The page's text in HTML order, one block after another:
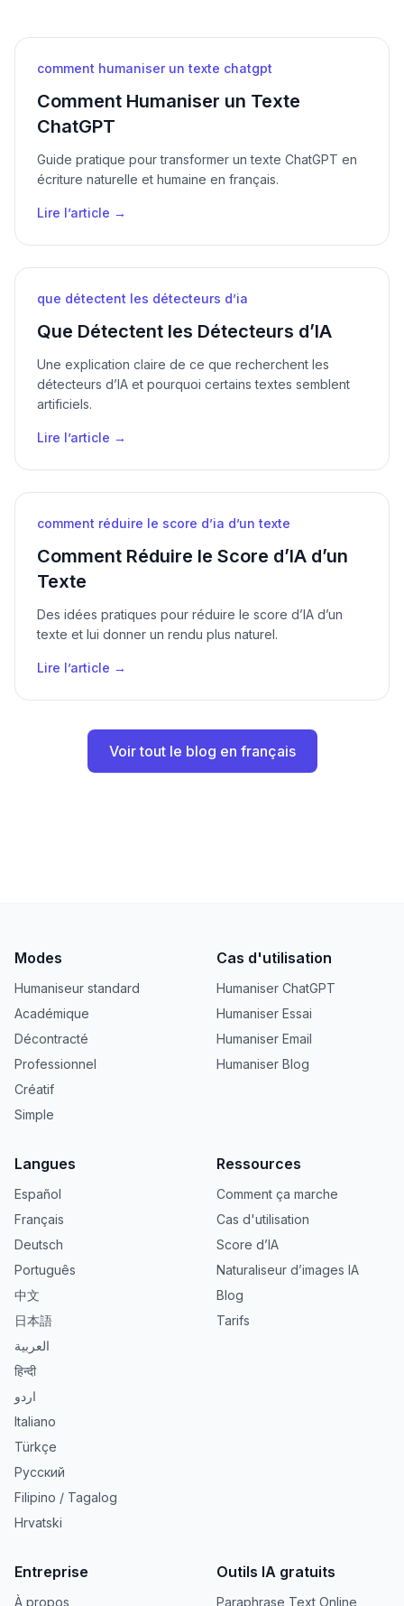
comment humaniser un texte chatgpt
Comment Humaniser un Texte
ChatGPT
Guide pratique pour transformer un texte ChatGPT en
écriture naturelle et humaine en français.
Lire l’article →
que détectent les détecteurs d’ia
Que Détectent les Détecteurs d’IA
Une explication claire de ce que recherchent les
détecteurs d’IA et pourquoi certains textes semblent
artificiels.
Lire l’article →
comment réduire le score d’ia d’un texte
Comment Réduire le Score d’IA d’un
Texte
Des idées pratiques pour réduire le score d’IA d’un
texte et lui donner un rendu plus naturel.
Lire l’article →
Voir tout le blog en français
Modes
Humaniseur standard
Académique
Décontracté
Professionnel
Créatif
Simple
Cas d'utilisation
Humaniser ChatGPT
Humaniser Essai
Humaniser Email
Humaniser Blog
Langues
Español
Français
Deutsch
Português
中文
日本語
العربية
हिन्दी
اردو
Italiano
Türkçe
Русский
Filipino / Tagalog
Hrvatski
Ressources
Comment ça marche
Cas d'utilisation
Score d’IA
Naturaliseur d’images IA
Blog
Tarifs
Entreprise
À propos
Outils IA gratuits
Paraphrase Text Online